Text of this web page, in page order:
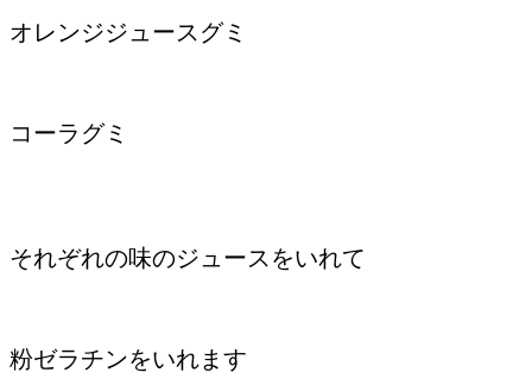
オレンジジュースグミ
コーラグミ
それぞれの味のジュースをいれて
粉ゼラチンをいれます